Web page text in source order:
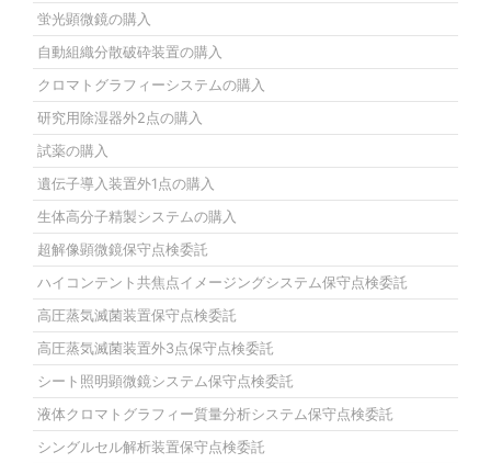
蛍光顕微鏡の購入
自動組織分散破砕装置の購入
クロマトグラフィーシステムの購入
研究用除湿器外2点の購入
試薬の購入
遺伝子導入装置外1点の購入
生体高分子精製システムの購入
超解像顕微鏡保守点検委託
ハイコンテント共焦点イメージングシステム保守点検委託
高圧蒸気滅菌装置保守点検委託
高圧蒸気滅菌装置外3点保守点検委託
シート照明顕微鏡システム保守点検委託
液体クロマトグラフィー質量分析システム保守点検委託
シングルセル解析装置保守点検委託